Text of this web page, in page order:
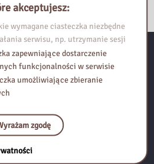
akceptujesz:
wymagane ciasteczka niezbędne
serwisu, np. utrzymanie sesji
zapewniające dostarczenie
funkcjonalności w serwisie
umożliwiające zbieranie
zgodę